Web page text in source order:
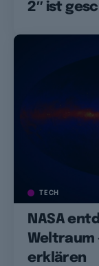
2″ ist
TECH
NASA
Weltraum
erklären